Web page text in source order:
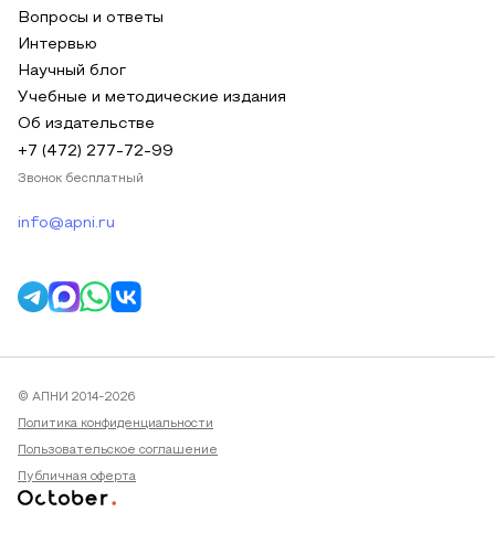
Вопросы и ответы
Интервью
Научный блог
Учебные и методические издания
Об издательстве
+7 (472) 277-72-99
Звонок бесплатный
info@apni.ru
© АПНИ 2014-2026
Политика конфиденциальности
Пользовательское соглашение
Публичная оферта